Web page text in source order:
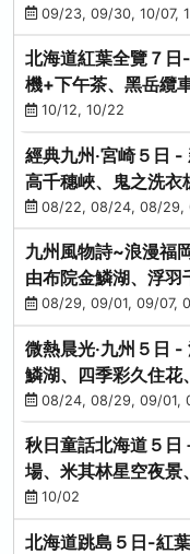
幻燈遊步道、洞爺花
09/23, 09/30, 10/07,
北海道紅葉全覽７
機+下午茶、黑岳纜
涮涮鍋(不進免稅店)
10/12, 10/22
經典九州‧宮崎５日 -
高千穗峽、鬼之洗衣
見學試飲
08/22, 08/24, 08/29,
九州風物詩~浪漫福
由布院金鱗湖、浮羽
晚宴、鸕鶿捕魚
08/29, 09/01, 09/07,
微熱晨光‧九州５日
鱗湖、四季彩久住花
鐵、螃蟹吃到飽
08/24, 08/29, 09/01,
秋日童話北海道５日
場、米其林星空夜景
蟹放題(千/函)
10/02
北海道跳島５日-紅